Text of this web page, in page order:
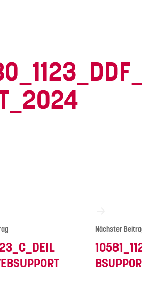
Nächster